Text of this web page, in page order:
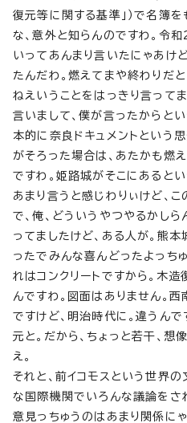
復元等に関する基準」）で名簿
な、意外と知らんのですわ。令
いってあんまり言いたにゃあけ
たんだわ。燃えてまや終わりだ
ねえいうことをはっきり言って
言いまして、僕が言ったからと
本的に奈良ドキュメントという
がそろった場合は、あたかも燃
ですわ。姫路城がそこにあるとい
あまり言うと感じわりぃけど、
で、俺、どういうやつやるかし
ってましたけど、ある人が。熊本
ったでみんな喜んどったよっち
れはコンクリートですから。木
んですわ。図面はありません。
ですけど、明治時代に。違うん
元と。だから、ちょっと若干、想
え。
それと、前イコモスという世界
な国際機関でいろんな議論をさ
意見っちゅうのはあまり関係に